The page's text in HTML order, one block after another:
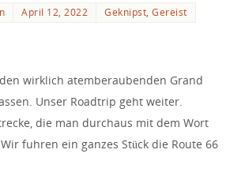
April 12, 2022 Geknipst,Gereist
wirklich atemberaubenden Grand
Unser Roadtrip geht weiter.
die man durchaus mit dem Wort
fuhren ein ganzes Stück die Route 66